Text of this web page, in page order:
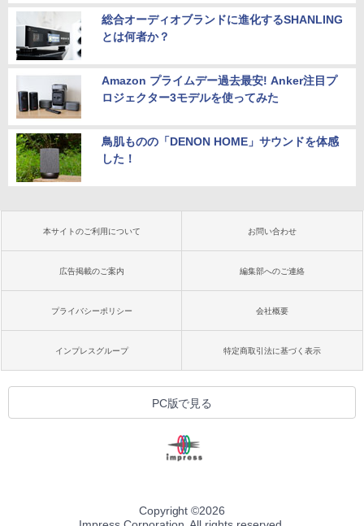
総合オーディオブランドに進化するSHANLING
とは何者か？
Amazon プライムデー過去最安! Anker注目プ
ロジェクター3モデルを使ってみた
鳥肌ものの「DENON HOME」サウンドを体感
した！
本サイトのご利用について お問い合わせ
広告掲載のご案内 編集部へのご連絡
プライバシーポリシー 会社概要
インプレスグループ 特定商取引法に基づく表示
PC版で見る
Copyright ©2026